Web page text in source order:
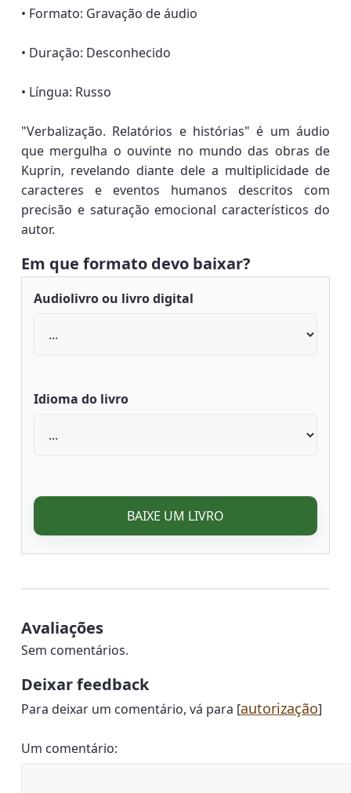
• Formato: Gravação de áudio
• Duração: Desconhecido
• Língua: Russo
"Verbalização. Relatórios e histórias" é um áudio
que mergulha o ouvinte no mundo das obras de
Kuprin, revelando diante dele a multiplicidade de
caracteres e eventos humanos descritos com
precisão e saturação emocional característicos do
autor.
Em que formato devo baixar?
Audiolivro ou livro digital
Idioma do livro
BAIXE UM LIVRO
Avaliações
Sem comentários.
Deixar feedback
Para deixar um comentário, vá para [autorização]
Um comentário: